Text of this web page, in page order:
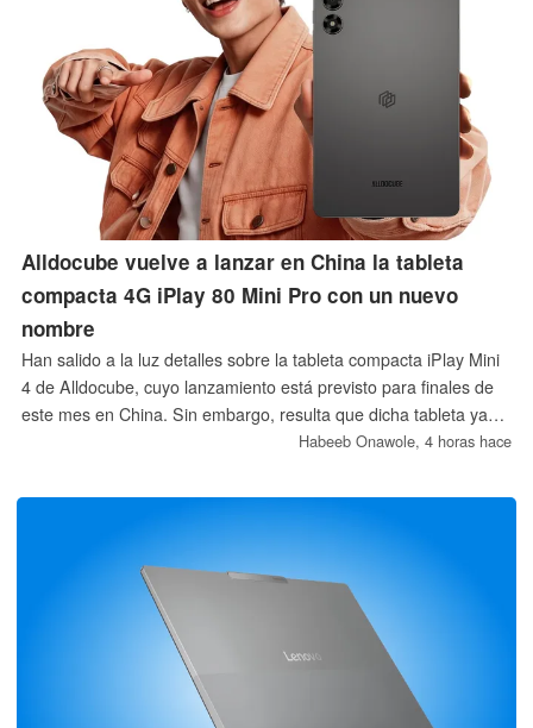
Alldocube vuelve a lanzar en China la tableta
compacta 4G iPlay 80 Mini Pro con un nuevo
nombre
Han salido a la luz detalles sobre la tableta compacta iPlay Mini
4 de Alldocube, cuyo lanzamiento está previsto para finales de
este mes en China. Sin embargo, resulta que dicha tableta ya
está disponible en otros mercados con el nombre de iPlay 80
Habeeb Onawole, 4 horas hace